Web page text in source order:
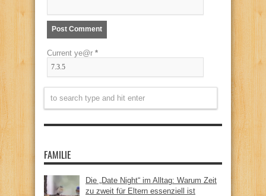
Current ye@r *
FAMILIE
Die „Date Night“ im Alltag: Warum Zeit
zu zweit für Eltern essenziell ist